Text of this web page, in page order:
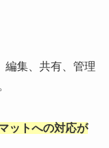
編集、共有、管理
ットへの対応が